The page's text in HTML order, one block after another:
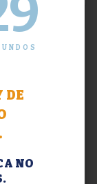
DE
NO